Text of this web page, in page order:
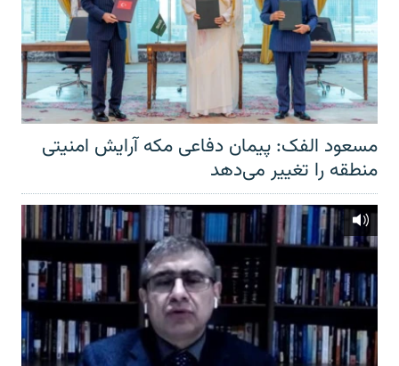
مسعود الفک: پیمان دفاعی مکه آرایش امنیتی
منطقه را تغییر می‌دهد